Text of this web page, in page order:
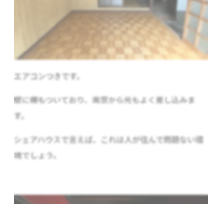
エアコンつきです。
壁に棚もついており、南窓から光もよく差し込みま
す。
シェアハウスで言えば、これは人が住んで問題ない環
境でしょう。